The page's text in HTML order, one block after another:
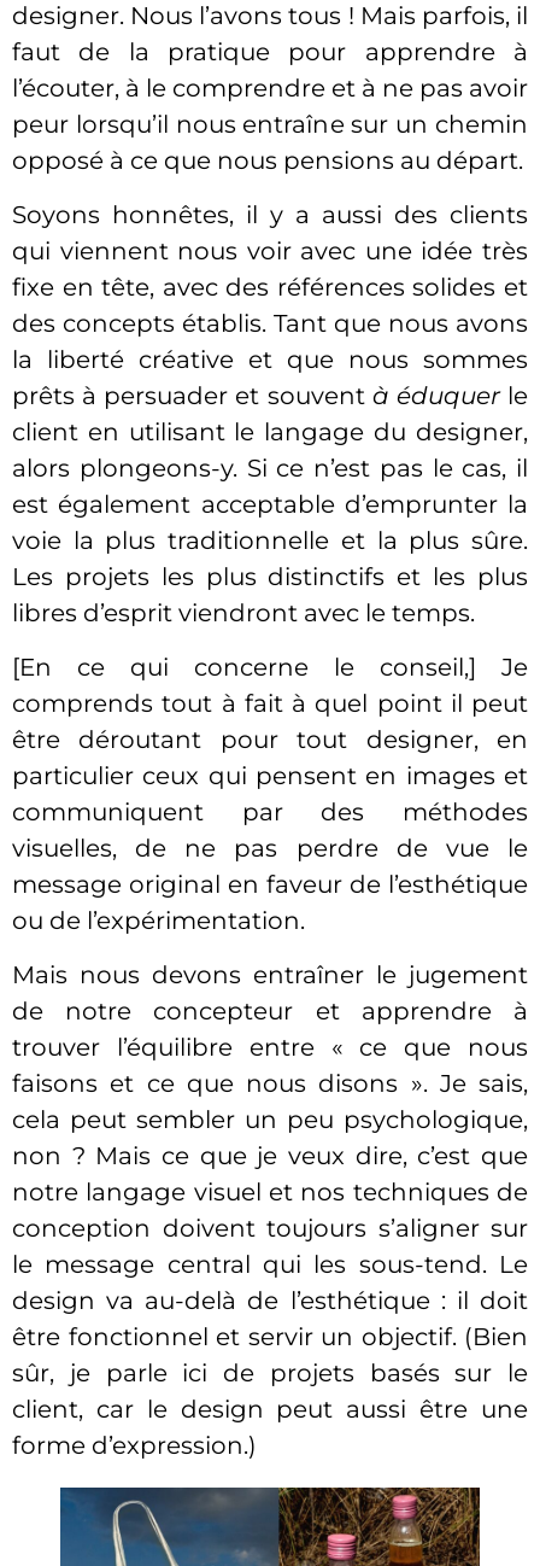
designer. Nous l’avons tous ! Mais parfois, il
faut de la pratique pour apprendre à
l’écouter, à le comprendre et à ne pas avoir
peur lorsqu’il nous entraîne sur un chemin
opposé à ce que nous pensions au départ.
Soyons honnêtes, il y a aussi des clients
qui viennent nous voir avec une idée très
fixe en tête, avec des références solides et
des concepts établis. Tant que nous avons
la liberté créative et que nous sommes
prêts à persuader et souvent à éduquerle
client en utilisant le langage du designer,
alors plongeons-y. Si ce n’est pas le cas, il
est également acceptable d’emprunter la
voie la plus traditionnelle et la plus sûre.
Les projets les plus distinctifs et les plus
libres d’esprit viendront avec le temps.
[En ce qui concerne le conseil,] Je
comprends tout à fait à quel point il peut
être déroutant pour tout designer, en
particulier ceux qui pensent en images et
communiquent par des méthodes
visuelles, de ne pas perdre de vue le
message original en faveur de l’esthétique
ou de l’expérimentation.
Mais nous devons entraîner le jugement
de notre concepteur et apprendre à
trouver l’équilibre entre « ce que nous
faisons et ce que nous disons ». Je sais,
cela peut sembler un peu psychologique,
non ? Mais ce que je veux dire, c’est que
notre langage visuel et nos techniques de
conception doivent toujours s’aligner sur
le message central qui les sous-tend. Le
design va au-delà de l’esthétique : il doit
être fonctionnel et servir un objectif. (Bien
sûr, je parle ici de projets basés sur le
client, car le design peut aussi être une
forme d’expression.)